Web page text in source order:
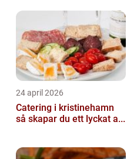
24 april 2026
Catering i kristinehamn
så skapar du ett lyckat a...